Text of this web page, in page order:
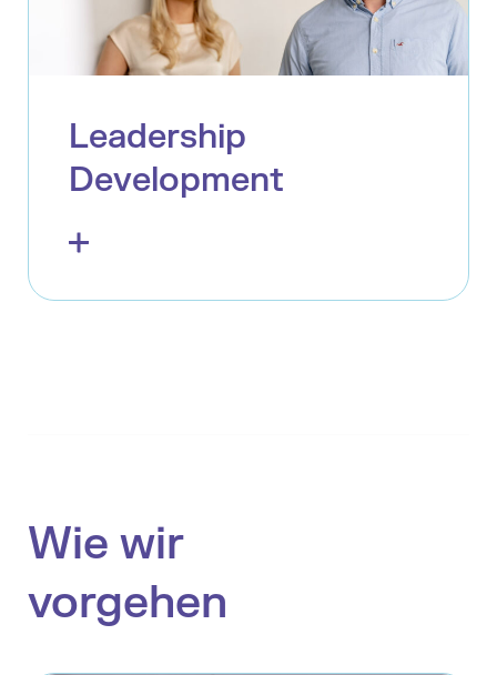
Leadership
Development
Wie wir
vorgehen